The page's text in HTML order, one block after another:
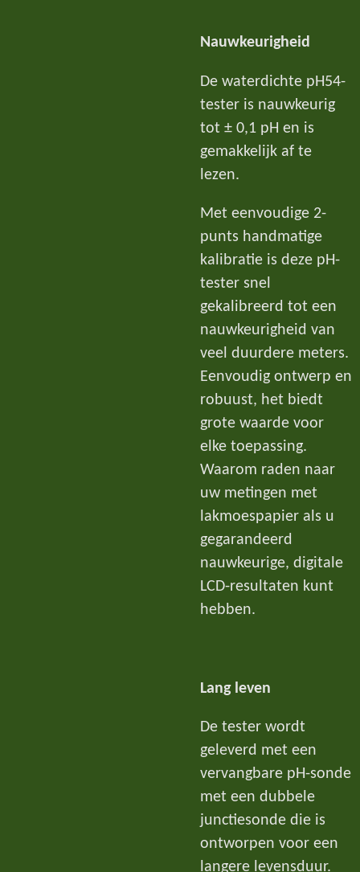
Nauwkeurigheid
De waterdichte pH54-
tester is nauwkeurig
tot ± 0,1 pH en is
gemakkelijk af te
lezen.
Met eenvoudige 2-
punts handmatige
kalibratie is deze pH-
tester snel
gekalibreerd tot een
nauwkeurigheid van
veel duurdere meters.
Eenvoudig ontwerp en
robuust, het biedt
grote waarde voor
elke toepassing.
Waarom raden naar
uw metingen met
lakmoespapier als u
gegarandeerd
nauwkeurige, digitale
LCD-resultaten kunt
hebben.
Lang leven
De tester wordt
geleverd met een
vervangbare pH-sonde
met een dubbele
junctiesonde die is
ontworpen voor een
langere levensduur.